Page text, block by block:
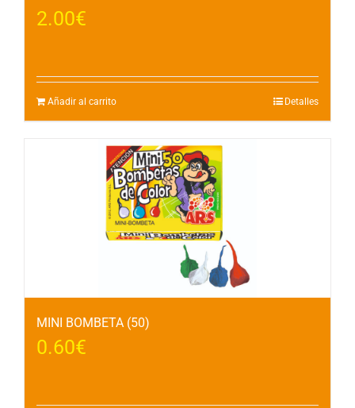
2.00€
Añadir al carrito Detalles
MINI BOMBETA (50)
0.60€